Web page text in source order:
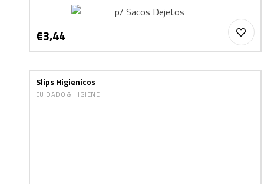
€3,44
Slips Higienicos
CUIDADO & HIGIENE